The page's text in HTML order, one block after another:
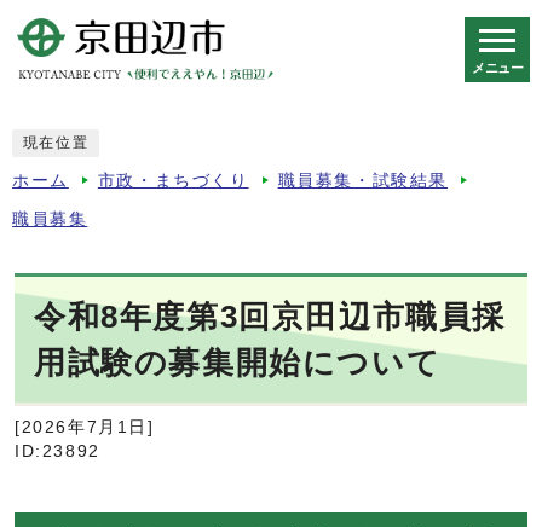
メニュー
現在位置
ホーム 市政・まちづくり 職員募集・試験結果
職員募集
令和8年度第3回京田辺市職員採
用試験の募集開始について
[2026年7月1日]
ID:23892